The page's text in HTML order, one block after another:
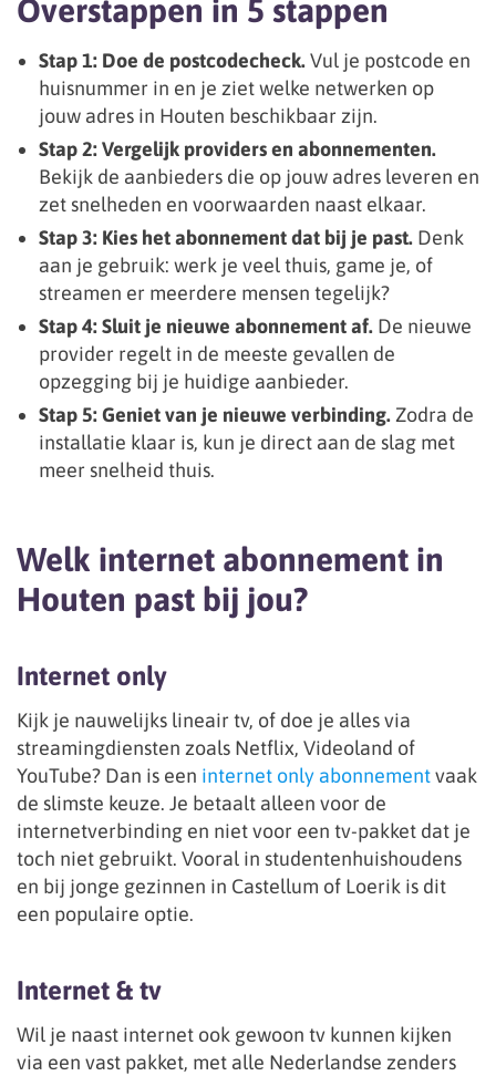
Overstappen in 5 stappen
Stap 1: Doe de postcodecheck.Vul je postcode en
huisnummer in en je ziet welke netwerken op
jouw adres in Houten beschikbaar zijn.
Stap 2: Vergelijk providers en abonnementen.
Bekijk de aanbieders die op jouw adres leveren en
zet snelheden en voorwaarden naast elkaar.
Stap 3: Kies het abonnement dat bij je past. Denk
aan je gebruik: werk je veel thuis, game je, of
streamen er meerdere mensen tegelijk?
Stap 4: Sluit je nieuwe abonnement af. De nieuwe
provider regelt in de meeste gevallen de
opzegging bij je huidige aanbieder.
Stap 5: Geniet van je nieuwe verbinding.Zodra de
installatie klaar is, kun je direct aan de slag met
meer snelheid thuis.
Welk internet abonnement in
Houten past bij jou?
Internet only
Kijk je nauwelijks lineair tv, of doe je alles via
streamingdiensten zoals Netflix, Videoland of
YouTube? Dan is een internet only abonnementvaak
de slimste keuze. Je betaalt alleen voor de
internetverbinding en niet voor een tv-pakket dat je
toch niet gebruikt. Vooral in studentenhuishoudens
en bij jonge gezinnen in Castellum of Loerik is dit
een populaire optie.
Internet & tv
Wil je naast internet ook gewoon tv kunnen kijken
via een vast pakket, met alle Nederlandse zenders